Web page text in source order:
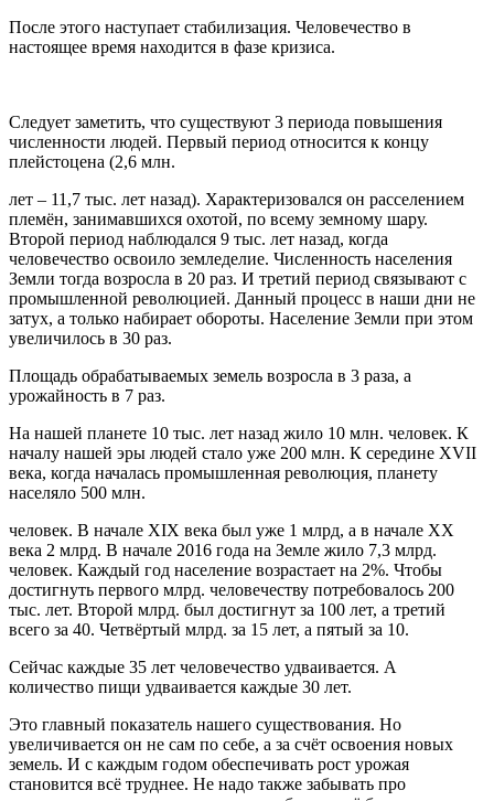
После этого наступает стабилизация. Человечество в
настоящее время находится в фазе кризиса.
Следует заметить, что существуют 3 периода повышения
численности людей. Первый период относится к концу
плейстоцена (2,6 млн.
лет – 11,7 тыс. лет назад). Характеризовался он расселением
племён, занимавшихся охотой, по всему земному шару.
Второй период наблюдался 9 тыс. лет назад, когда
человечество освоило земледелие. Численность населения
Земли тогда возросла в 20 раз. И третий период связывают с
промышленной революцией. Данный процесс в наши дни не
затух, а только набирает обороты. Население Земли при этом
увеличилось в 30 раз.
Площадь обрабатываемых земель возросла в 3 раза, а
урожайность в 7 раз.
На нашей планете 10 тыс. лет назад жило 10 млн. человек. К
началу нашей эры людей стало уже 200 млн. К середине XVII
века, когда началась промышленная революция, планету
населяло 500 млн.
человек. В начале XIX века был уже 1 млрд, а в начале XX
века 2 млрд. В начале 2016 года на Земле жило 7,3 млрд.
человек. Каждый год население возрастает на 2%. Чтобы
достигнуть первого млрд. человечеству потребовалось 200
тыс. лет. Второй млрд. был достигнут за 100 лет, а третий
всего за 40. Четвёртый млрд. за 15 лет, а пятый за 10.
Сейчас каждые 35 лет человечество удваивается. А
количество пищи удваивается каждые 30 лет.
Это главный показатель нашего существования. Но
увеличивается он не сам по себе, а за счёт освоения новых
земель. И с каждым годом обеспечивать рост урожая
становится всё труднее. Не надо также забывать про